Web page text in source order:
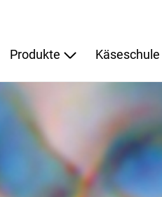
Produkte Käseschule